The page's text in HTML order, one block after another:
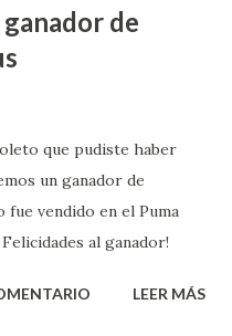
de
que pudiste haber
un ganador de
vendido en el Puma
al ganador!
LEER MÁS